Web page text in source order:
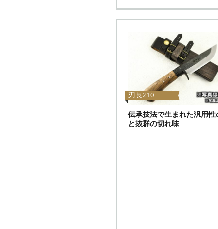
刃長210
伝承技法で生まれた汎用性
と抜群の切れ味